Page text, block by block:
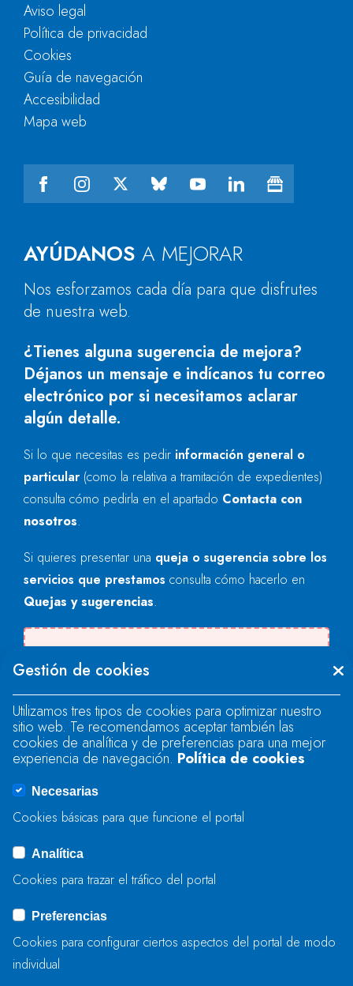
AYÚDANOS A MEJORAR
Nos esforzamos cada día para que disfrutes
de nuestra web.
¿Tienes alguna sugerencia de mejora?
Déjanos un mensaje e indícanos tu correo
electrónico por si necesitamos aclarar
algún detalle.
Si lo que necesitas es pedir información general o
particular (como la relativa a tramitación de expedientes)
consulta cómo pedirla en el apartado Contacta con
nosotros.
Si quieres presentar una queja o sugerencia sobre los
servicios que prestamos consulta cómo hacerlo en
Quejas y sugerencias.
"text".
Se produjo un error al cargar el campo
"text".
Se produjo un error al cargar el campo
ENVIAR
Aviso legal
Política de privacidad
Cookies
Guía de navegación
Accesibilidad
Mapa web
Gestión de cookies
Utilizamos tres tipos de cookies para optimizar nuestro
sitio web. Te recomendamos aceptar también las
cookies de analítica y de preferencias para una mejor
experiencia de navegación. Política de cookies
Necesarias
Cookies básicas para que funcione el portal
Analítica
Cookies para trazar el tráfico del portal
Preferencias
Cookies para configurar ciertos aspectos del portal de modo
individual